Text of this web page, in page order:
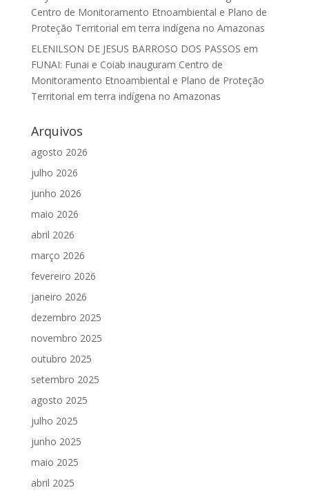
Centro de Monitoramento Etnoambiental e Plano de
Proteção Territorial em terra indígena no Amazonas
ELENILSON DE JESUS BARROSO DOS PASSOS em
FUNAI: Funai e Coiab inauguram Centro de
Monitoramento Etnoambiental e Plano de Proteção
Territorial em terra indígena no Amazonas
Arquivos
agosto 2026
julho 2026
junho 2026
maio 2026
abril 2026
março 2026
fevereiro 2026
janeiro 2026
dezembro 2025
novembro 2025
outubro 2025
setembro 2025
agosto 2025
julho 2025
junho 2025
maio 2025
abril 2025